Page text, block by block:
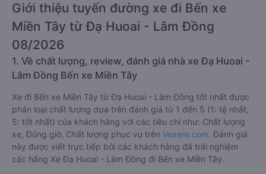
Giới thiệu tuyến đường xe đi Bến xe
Miền Tây từ Đạ Huoai - Lâm Đồng
08/2026
1. Về chất lượng, review, đánh giá nhà xe Đạ Huoai -
Lâm Đồng Bến xe Miền Tây
Xe đi Bến xe Miền Tây từ Đạ Huoai - Lâm Đồng tốt nhất được
phân loại chất lượng dựa trên đánh giá từ 1 đến 5 (1: tệ nhất,
5: tốt nhất) của khách hàng với các tiêu chí như: Chất lượng
xe, Đúng giờ, Chất lượng phục vụ trên Vexere.com. Đánh giá
này được viết trực tiếp bởi các khách hàng đã trải nghiệm
các hãng Xe Đạ Huoai - Lâm Đồng đi Bến xe Miền Tây.